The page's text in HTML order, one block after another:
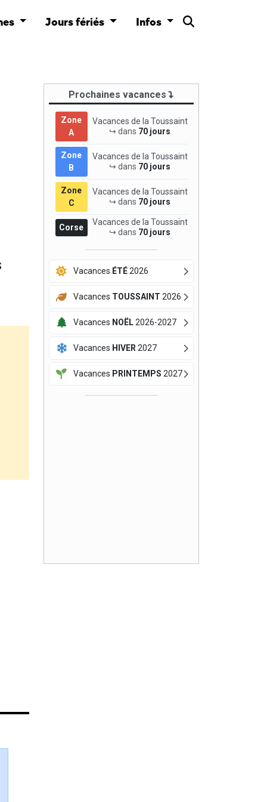
Jours fériés Infos
Prochaines vacances
Zone
A
Vacances de la Toussaint
↪ dans 70 jours
Zone
B
Vacances de la Toussaint
↪ dans 70 jours
Zone
C
Vacances de la Toussaint
↪ dans 70 jours
Corse
Vacances de la Toussaint
↪ dans 70 jours
Vacances ÉTÉ2026
Vacances TOUSSAINT 2026
Vacances NOËL2026-2027
Vacances HIVER 2027
Vacances PRINTEMPS 2027